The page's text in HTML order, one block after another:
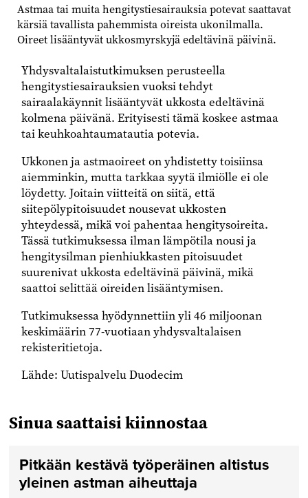
Astmaa tai muita hengitystiesairauksia potevat saattavat
kärsiä tavallista pahemmista oireista ukonilmalla.
Oireet lisääntyvät ukkosmyrskyjä edeltävinä päivinä.
Yhdysvaltalaistutkimuksen perusteella
hengitystiesairauksien vuoksi tehdyt
sairaalakäynnit lisääntyvät ukkosta edeltävinä
kolmena päivänä. Erityisesti tämä koskee astmaa
tai keuhkoahtaumatautia potevia.
Ukkonen ja astmaoireet on yhdistetty toisiinsa
aiemminkin, mutta tarkkaa syytä ilmiölle ei ole
löydetty. Joitain viitteitä on siitä, että
siitepölypitoisuudet nousevat ukkosten
yhteydessä, mikä voi pahentaa hengitysoireita.
Tässä tutkimuksessa ilman lämpötila nousi ja
hengitysilman pienhiukkasten pitoisuudet
suurenivat ukkosta edeltävinä päivinä, mikä
saattoi selittää oireiden lisääntymisen.
Tutkimuksessa hyödynnettiin yli 46 miljoonan
keskimäärin 77-vuotiaan yhdysvaltalaisen
rekisteritietoja.
Lähde: Uutispalvelu Duodecim
Sinua saattaisi kiinnostaa
Pitkään kestävä työperäinen altistus
yleinen astman aiheuttaja